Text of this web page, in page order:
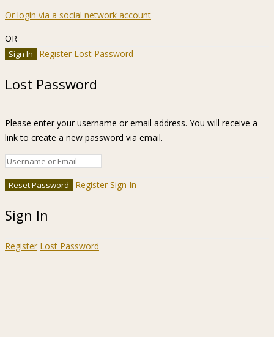
Or login via a social network account
OR
Register Lost Password
Lost Password
Please enter your username or email address. You will receive a
link to create a new password via email.
Register Sign In
Sign In
Register Lost Password